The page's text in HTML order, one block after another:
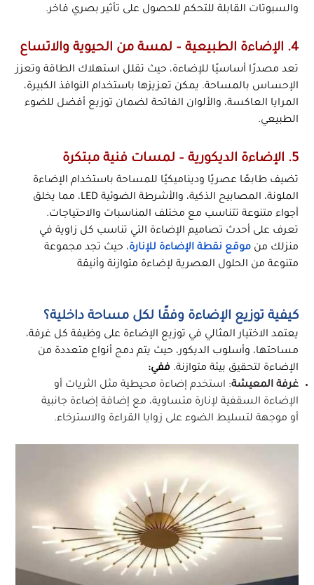
والسبوتات القابلة للتحكم للحصول على تأثير بصري فاخر.
4. الإضاءة الطبيعية – لمسة من الحيوية والاتساع
تعد مصدرًا أساسيًا للإضاءة، حيث تقلل استهلاك الطاقة وتعزز
الإحساس بالمساحة. يمكن تعزيزها باستخدام النوافذ الكبيرة،
المرايا العاكسة، والألوان الفاتحة لضمان توزيع أفضل للضوء
الطبيعي.
5. الإضاءة الديكورية – لمسات فنية مبتكرة
تضيف طابعًا عصريًا وديناميكيًا للمساحة باستخدام الإضاءة
الملونة، المصابيح الذكية، والأشرطة الضوئية LED، مما يخلق
أجواء متنوعة تتناسب مع مختلف المناسبات والاحتياجات.
تعرف على أحدث تصاميم الإضاءة التي تناسب كل زاوية في
منزلك من موقع نقطة الإضاءة للإنارة، حيث تجد مجموعة
متنوعة من الحلول العصرية لإضاءة متوازنة وأنيقة
كيفية توزيع الإضاءة وفقًا لكل مساحة داخلية؟
يعتمد الاختيار المثالي في توزيع الإضاءة على وظيفة كل غرفة،
مساحتها، وأسلوب الديكور، حيث يتم دمج أنواع متعددة من
الإضاءة لتحقيق بيئة متوازنة. ففي:
غرفة المعيشة: استخدم إضاءة محيطية مثل الثريات أو
الإضاءة السقفية لإنارة متساوية، مع إضافة إضاءة جانبية
أو موجهة لتسليط الضوء على زوايا القراءة والاسترخاء.